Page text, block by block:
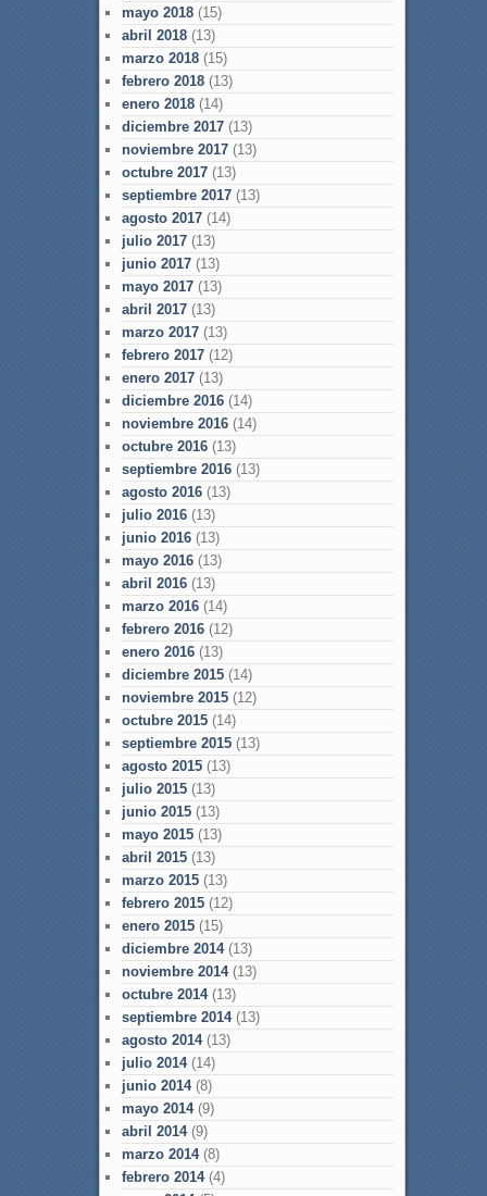
mayo 2018(15)
abril 2018(13)
marzo 2018(15)
febrero 2018(13)
enero 2018(14)
diciembre 2017(13)
noviembre 2017(13)
octubre 2017(13)
septiembre 2017(13)
agosto 2017(14)
julio 2017(13)
junio 2017(13)
mayo 2017(13)
abril 2017(13)
marzo 2017(13)
febrero 2017(12)
enero 2017(13)
diciembre 2016(14)
noviembre 2016(14)
octubre 2016(13)
septiembre 2016(13)
agosto 2016(13)
julio 2016(13)
junio 2016(13)
mayo 2016(13)
abril 2016(13)
marzo 2016(14)
febrero 2016(12)
enero 2016(13)
diciembre 2015(14)
noviembre 2015(12)
octubre 2015(14)
septiembre 2015(13)
agosto 2015(13)
julio 2015(13)
junio 2015(13)
mayo 2015(13)
abril 2015(13)
marzo 2015(13)
febrero 2015(12)
enero 2015(15)
diciembre 2014(13)
noviembre 2014(13)
octubre 2014(13)
septiembre 2014(13)
agosto 2014(13)
julio 2014(14)
junio 2014(8)
mayo 2014(9)
abril 2014(9)
marzo 2014(8)
febrero 2014(4)